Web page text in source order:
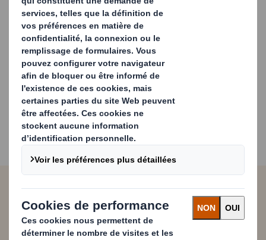
Nos enveloppes matelassées à la conception simple et
durable permettent de répondre aux attentes
environnementales des e-acheteurs.
Les e-acheteurs deviennent de plus en plus exigeants
et souhaitent recevoir leurs produits dans des
emballages respectueux de l'environnement. Dans ce
contexte, les marques doivent trouver des solutions
durables tout en garantissant la protection des
produits.
Carousel. Use previous and next buttons to move